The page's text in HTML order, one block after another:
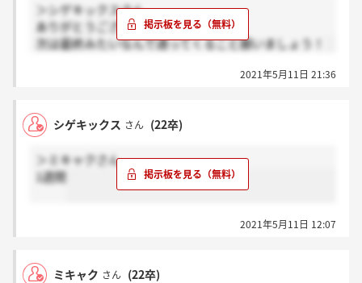
＞シゲキックスさん
ありがとうございます。
次は最終みたいなんで通ってくること願いましょう！
2021年5月11日 21:36
シゲキックス さん (22卒)
＞ミキャクさん
1週間
2021年5月11日 12:07
ミキャク さん (22卒)